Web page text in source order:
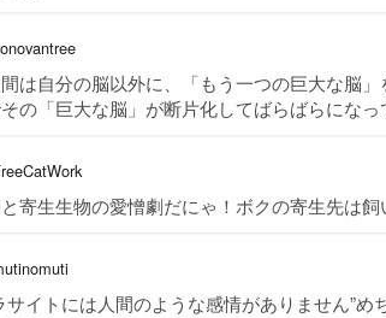
間は自分の脳以外に、「もう一つの巨大な脳
の「巨大な脳」が断片化してばらばらになっ
寄生生物の愛憎劇だにゃ！ボクの寄生先は飼
サイトには人間のような感情がありません”